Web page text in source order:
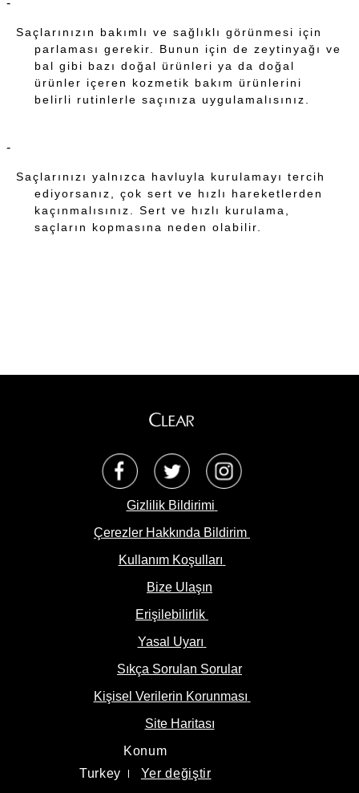
Saçlarınızın bakımlı ve sağlıklı görünmesi için
parlaması gerekir. Bunun için de zeytinyağı ve
bal gibi bazı doğal ürünleri ya da doğal
ürünler içeren kozmetik bakım ürünlerini
belirli rutinlerle saçınıza uygulamalısınız.
Saçlarınızı yalnızca havluyla kurulamayı tercih
ediyorsanız, çok sert ve hızlı hareketlerden
kaçınmalısınız. Sert ve hızlı kurulama,
saçların kopmasına neden olabilir.
Opens in a new window/Tab
Opens in a new window/tab
Opens in a new
Gizlilik Bildirimi
Çerezler Hakkında Bildirim
Kullanım Koşulları
Bize Ulaşın
Erişilebilirlik
Yasal Uyarı
Sıkça Sorulan Sorular
Kişisel Verilerin Korunması
Site Haritası
Konum
Turkey
Yer değiştir